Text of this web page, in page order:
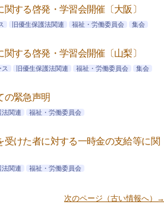
する啓発・学習会開催〔大阪〕
旧優生保護法関連 福祉・労働委員会 集会
する啓発・学習会開催〔山梨〕
旧優生保護法関連 福祉・労働委員会 集会
の緊急声明
法関連 福祉・労働委員会
受けた者に対する一時金の支給等に関
法関連 福祉・労働委員会
次のページ（古い情報へ）→